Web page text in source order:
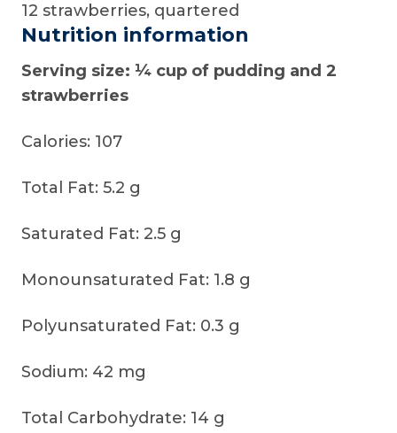
12 strawberries, quartered
Nutrition information
Serving size: ¼ cup of pudding and 2
strawberries
Calories: 107
Total Fat: 5.2 g
Saturated Fat: 2.5 g
Monounsaturated Fat: 1.8 g
Polyunsaturated Fat: 0.3 g
Sodium: 42 mg
Total Carbohydrate: 14 g